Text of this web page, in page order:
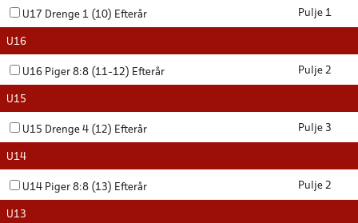
U17 Drenge 1 (10) Efterår Pulje 1
U16
U16 Piger 8:8 (11-12) Efterår Pulje 2
U15
U15 Drenge 4 (12) Efterår Pulje 3
U14
U14 Piger 8:8 (13) Efterår Pulje 2
U13